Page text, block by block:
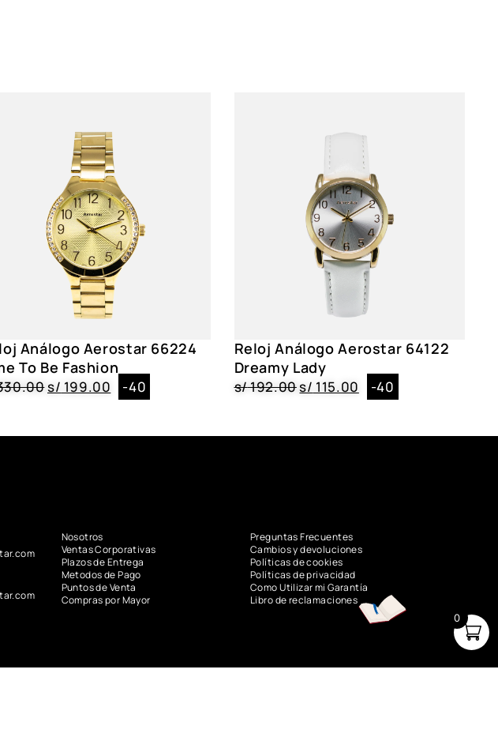
0
No
3 ATM
Cuero Genuino, Negro, Broche
Metal, Circular, 4.4 cm
Cristal Mineral, Negro
Caballero
2135002, 2159002, 2126002
Análogo Aerostar 66224
To Be Fashion
s/ 199.00 -40
Reloj Análogo Aerostar 64122
Dreamy Lady
s/192.00s/ 115.00 -40
Nosotros
Ventas Corporativas
Plazos de Entrega
Metodos de Pago
Puntos de Venta
Compras por Mayor
Preguntas Frecuentes
Cambios y devoluciones
Políticas de cookies
Políticas de privacidad
Como Utilizar mi Garantía
Libro de reclamaciones